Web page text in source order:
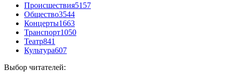
Происшествия5157
Общество3544
Концерты1663
Транспорт1050
Театр841
Культура607
Выбор читателей: